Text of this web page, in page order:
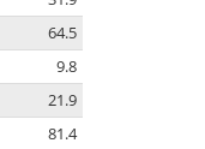
64.5
9.8
21.9
81.4